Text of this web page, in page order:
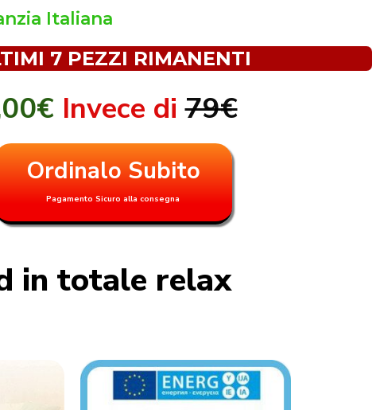
Italiana
7 PEZZI RIMANENTI
Invece di79€
Ordinalo Subito
Pagamento Sicuro alla consegna
in totale relax